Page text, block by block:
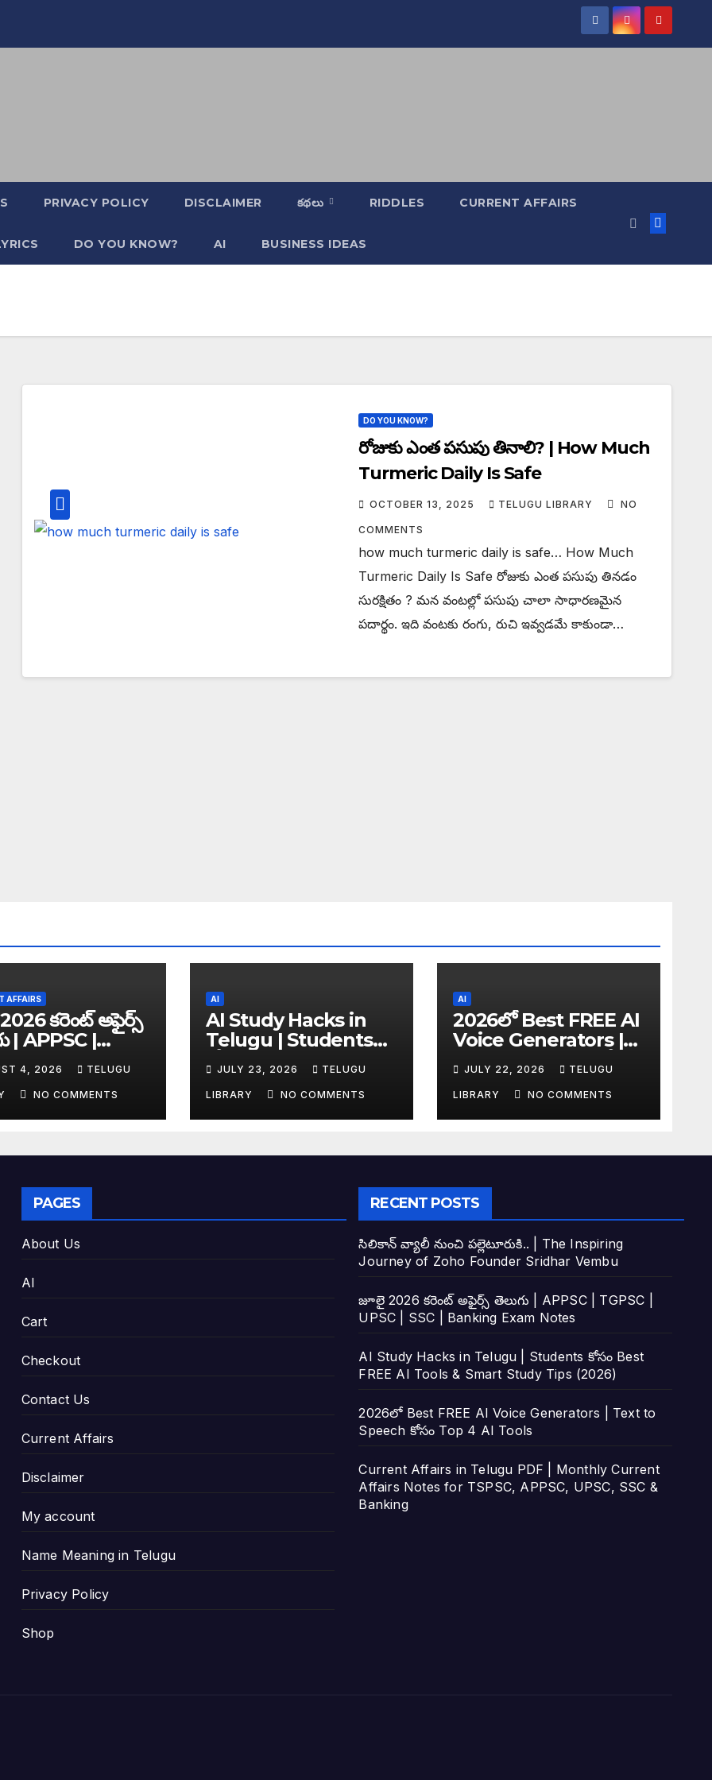
PRIVACY POLICY DISCLAIMER కథలు RIDDLES CURRENT AFFAIRS
DO YOU KNOW? AI BUSINESS IDEAS
DO YOU KNOW?
రోజుకు ఎంత పసుపు తినాలి? | How Much
Turmeric Daily Is Safe
OCTOBER 13, 2025 TELUGU LIBRARY NO
COMMENTS
how much turmeric daily is safe… How Much
Turmeric Daily Is Safe రోజుకు ఎంత పసుపు తినడం
సురక్షితం ? మన వంటల్లో పసుపు చాలా సాధారణమైన
పదార్థం. ఇది వంటకు రంగు, రుచి ఇవ్వడమే కాకుండా…
AFFAIRS
కరెంట్ అఫైర్స్
| APPSC |
| UPSC | SSC |
Exam
4, 2026 TELUGU
NO COMMENTS
AI
AI Study Hacks in
Telugu | Students
కోసం Best FREE AI
Tools & Smart Study
Tips (2026)
JULY 23, 2026 TELUGU
LIBRARY NO COMMENTS
AI
2026లో Best FREE AI
Voice Generators |
Text to Speech కోసం
Top 4 AI Tools
JULY 22, 2026 TELUGU
LIBRARY NO COMMENTS
PAGES
About Us
AI
Cart
Checkout
Contact Us
Current Affairs
Disclaimer
My account
Name Meaning in Telugu
Privacy Policy
Shop
RECENT POSTS
సిలికాన్ వ్యాలీ నుంచి పల్లెటూరుకి.. | The Inspiring
Journey of Zoho Founder Sridhar Vembu
జూలై 2026 కరెంట్ అఫైర్స్ తెలుగు | APPSC | TGPSC |
UPSC | SSC | Banking Exam Notes
AI Study Hacks in Telugu | Students కోసం Best
FREE AI Tools & Smart Study Tips (2026)
2026లో Best FREE AI Voice Generators | Text to
Speech కోసం Top 4 AI Tools
Current Affairs in Telugu PDF | Monthly Current
Affairs Notes for TSPSC, APPSC, UPSC, SSC &
Banking